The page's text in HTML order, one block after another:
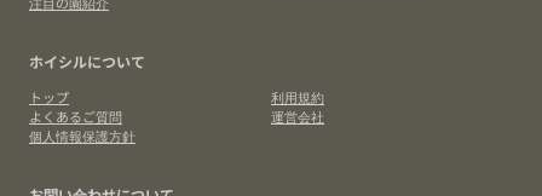
ホイシルについて
トップ
利用規約
よくあるご質問
運営会社
個人情報保護方針